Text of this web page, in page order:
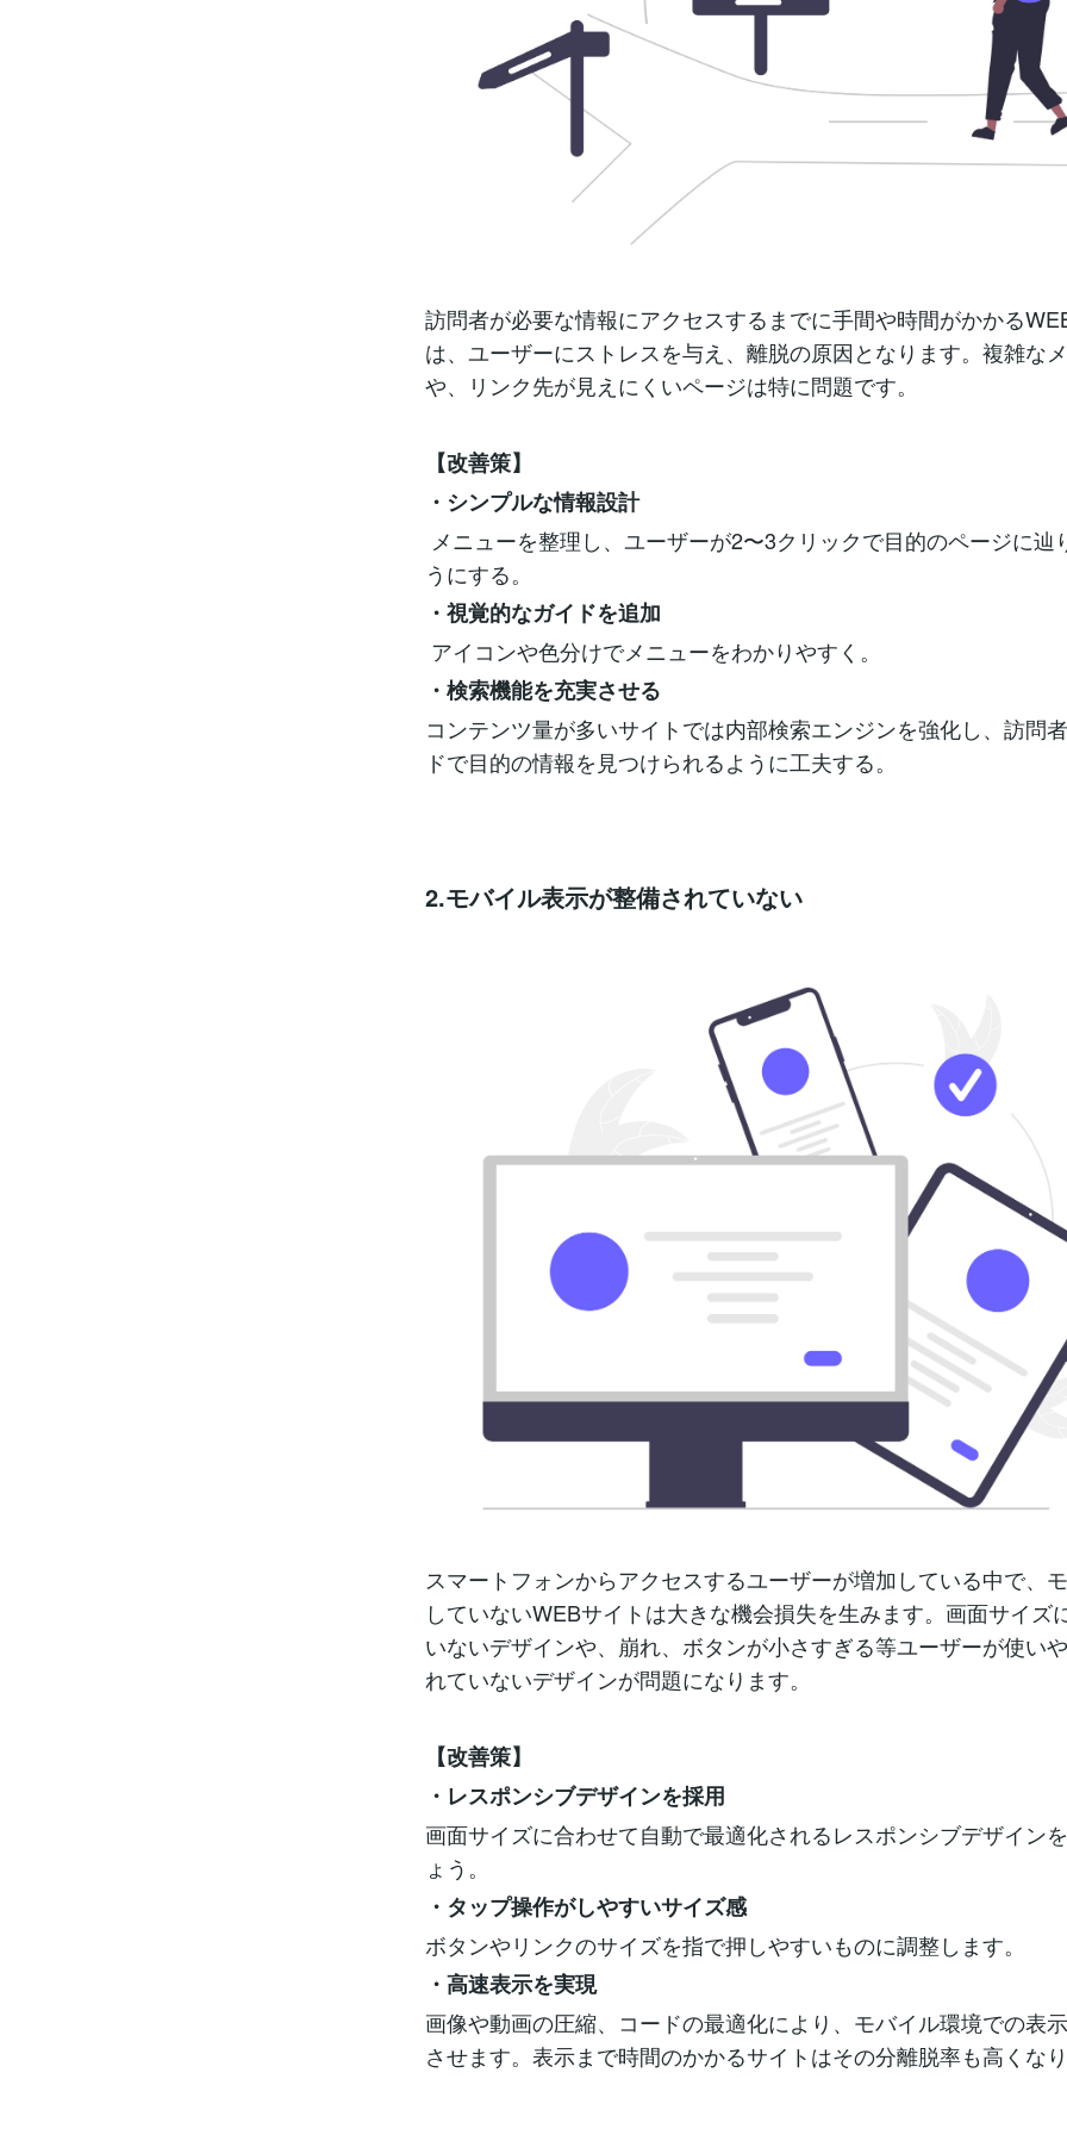
訪問者が必要な情報にアクセスするまでに手間や時間がかかる
は、ユーザーにストレスを与え、離脱の原因となります。複雑な
や、リンク先が見えにくいページは特に問題です。
【改善策】
・シンプルな情報設計
メニューを整理し、ユーザーが2〜3クリックで目的のページに辿
うにする。
・視覚的なガイドを追加
アイコンや色分けでメニューをわかりやすく。
・検索機能を充実させる
コンテンツ量が多いサイトでは内部検索エンジンを強化し、訪問
ドで目的の情報を見つけられるように工夫する。
2.モバイル表示が整備されていない
スマートフォンからアクセスするユーザーが増加している中で、
していないWEBサイトは大きな機会損失を生みます。画面サイズ
いないデザインや、崩れ、ボタンが小さすぎる等ユーザーが使い
れていないデザインが問題になります。
【改善策】
・レスポンシブデザインを採用
画面サイズに合わせて自動で最適化されるレスポンシブデザイン
ょう。
・タップ操作がしやすいサイズ感
ボタンやリンクのサイズを指で押しやすいものに調整します。
・高速表示を実現
画像や動画の圧縮、コードの最適化により、モバイル環境での表
させます。表示まで時間のかかるサイトはその分離脱率も高くなり